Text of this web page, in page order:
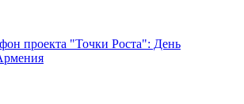
проекта "Точки Роста": День